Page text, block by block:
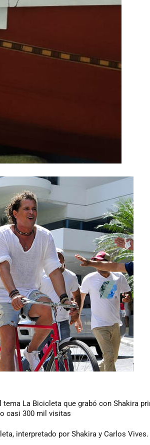
La Bicicleta que grabó con Shakira
casi 300 mil visitas
interpretado por Shakira y Carlos Vives.